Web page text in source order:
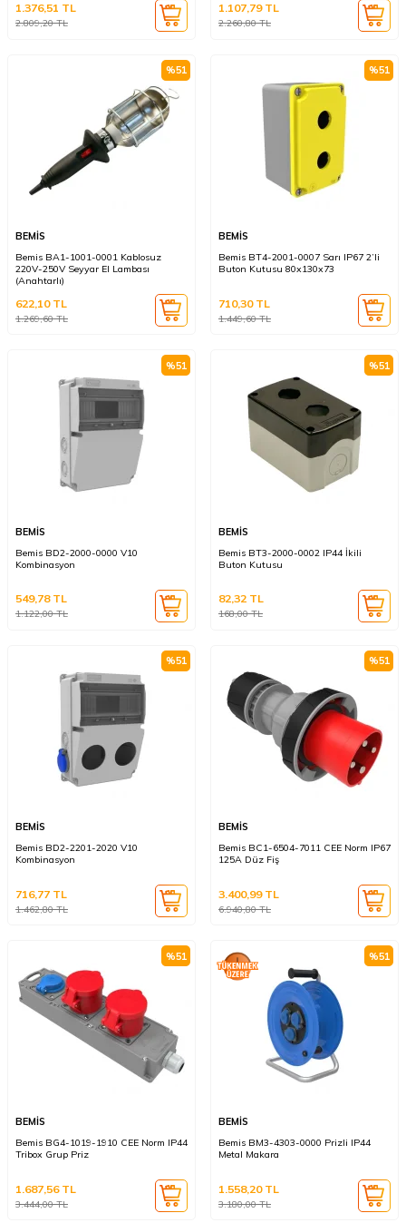
2.809,20TL
1.376,51 TL
2.260,80TL
1.107,79TL
%51
BEMİS
Bemis BA1-1001-0001 Kablosuz
220V-250V Seyyar El Lambası
(Anahtarlı)
1.269,60TL
622,10TL
%51
BEMİS
Bemis BT4-2001-0007 Sarı IP67 2’li
Buton Kutusu 80x130x73
1.449,60TL
710,30TL
%51
BEMİS
Bemis BD2-2000-0000 V10
Kombinasyon
1.122,00TL
549,78TL
%51
BEMİS
Bemis BT3-2000-0002 IP44 İkili
Buton Kutusu
168,00TL
82,32 TL
%51
BEMİS
Bemis BD2-2201-2020 V10
Kombinasyon
1.462,80TL
716,77 TL
%51
BEMİS
Bemis BC1-6504-7011 CEE Norm IP67
125A Düz Fiş
6.940,80TL
3.400,99TL
%51
BEMİS
Bemis BG4-1019-1910 CEE Norm IP44
Tribox Grup Priz
3.444,00TL
1.687,56TL
%51
BEMİS
Bemis BM3-4303-0000 Prizli IP44
Metal Makara
3.180,00TL
1.558,20TL